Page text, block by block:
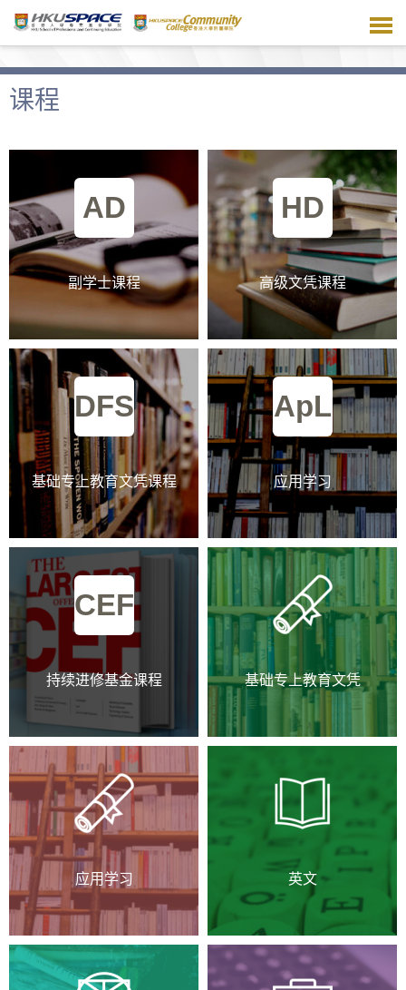
主
容课程
AD
副学士课程
HD
高级文凭课程
DFS
基础专上教育文凭课程
ApL
应用学习
CEF
持续进修基金课程 基础专上教育文凭
应用学习 英文